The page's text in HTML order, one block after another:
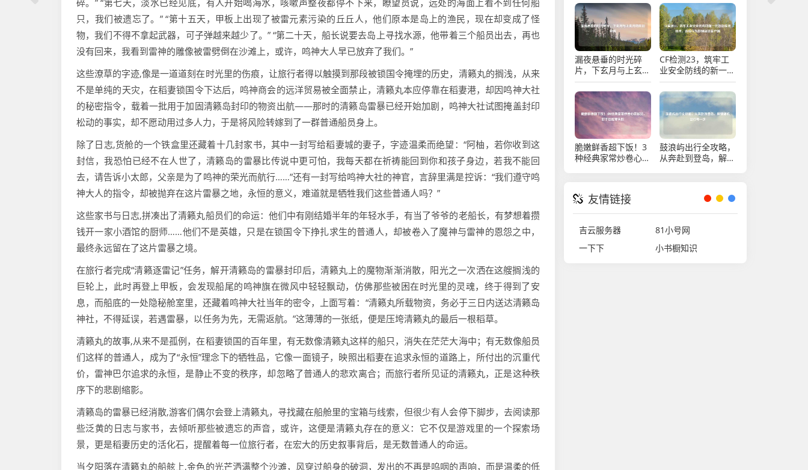
碎。” “第七天，淡水已经见底，有人开始喝海水，咳嗽声整夜都停不下来，瞭望员说，远处的海面上看不到任何船
只，我们被遗忘了。” “第十五天，甲板上出现了被雷元素污染的丘丘人，他们原本是岛上的渔民，现在却变成了怪
物，我们不得不拿起武器，可子弹越来越少了。” “第二十天，船长说要去岛上寻找水源，他带着三个船员出去，再也
没有回来，我看到雷神的雕像被雷劈倒在沙滩上，或许，鸣神大人早已放弃了我们。”
这些潦草的字迹,像是一道道刻在时光里的伤痕，让旅行者得以触摸到那段被锁国令掩埋的历史，清籁丸的搁浅，从来
不是单纯的天灾，在稻妻锁国令下达后，鸣神商会的远洋贸易被全面禁止，清籁丸本应停靠在稻妻港，却因鸣神大社
的秘密指令，载着一批用于加固清籁岛封印的物资出航——那时的清籁岛雷暴已经开始加剧，鸣神大社试图掩盖封印
松动的事实，却不愿动用过多人力，于是将风险转嫁到了一群普通船员身上。
除了日志,货舱的一个铁盒里还藏着十几封家书，其中一封写给稻妻城的妻子，字迹温柔而绝望：“阿柚，若你收到这
封信，我恐怕已经不在人世了，清籁岛的雷暴比传说中更可怕，我每天都在祈祷能回到你和孩子身边，若我不能回
去，请告诉小太郎，父亲是为了鸣神的荣光而航行……”还有一封写给鸣神大社的神官，言辞里满是控诉：“我们遵守鸣
神大人的指令，却被抛弃在这片雷暴之地，永恒的意义，难道就是牺牲我们这些普通人吗？”
这些家书与日志,拼凑出了清籁丸船员们的命运：他们中有刚结婚半年的年轻水手，有当了爷爷的老船长，有梦想着攒
钱开一家小酒馆的厨师……他们不是英雄，只是在锁国令下挣扎求生的普通人，却被卷入了魔神与雷神的恩怨之中，
最终永远留在了这片雷暴之境。
在旅行者完成“清籁逐雷记”任务，解开清籁岛的雷暴封印后，清籁丸上的魔物渐渐消散，阳光之一次洒在这艘搁浅的
巨轮上，此时再登上甲板，会发现船尾的鸣神旗在微风中轻轻飘动，仿佛那些被困在时光里的灵魂，终于得到了安
息，而船底的一处隐秘舱室里，还藏着鸣神大社当年的密令，上面写着：“清籁丸所载物资，务必于三日内送达清籁岛
神社，不得延误，若遇雷暴，以任务为先，无需返航。”这薄薄的一张纸，便是压垮清籁丸的最后一根稻草。
清籁丸的故事,从来不是孤例，在稻妻锁国的百年里，有无数像清籁丸这样的船只，消失在茫茫大海中；有无数像船员
们这样的普通人，成为了“永恒”理念下的牺牲品，它像一面镜子，映照出稻妻在追求永恒的道路上，所付出的沉重代
价，雷神巴尔追求的永恒，是静止不变的秩序，却忽略了普通人的悲欢离合；而旅行者所见证的清籁丸，正是这种秩
序下的悲剧缩影。
清籁岛的雷暴已经消散,游客们偶尔会登上清籁丸，寻找藏在船舱里的宝箱与线索，但很少有人会停下脚步，去阅读那
些泛黄的日志与家书，去倾听那些被遗忘的声音，或许，这便是清籁丸存在的意义：它不仅是游戏里的一个探索场
景，更是稻妻历史的活化石，提醒着每一位旅行者，在宏大的历史叙事背后，是无数普通人的命运。
当夕阳落在清籁丸的船舷上,金色的光芒洒满整个沙滩，风穿过船身的破洞，发出的不再是呜咽的声响，而是温柔的低
解析、实战技巧及领
取指南
漏夜悬垂的时光碎
片，下玄月与上玄月
的区别解析
CF检测23，筑牢工
业安全防线的新一代
智能检测技术，违规
行为即刻踢出客户端
脆嫩鲜香超下饭！3
种经典家常炒卷心菜
鼓浪屿出行全攻略，
从奔赴到登岛，解锁
友情链接
吉云服务器
81小号网
一下下
小书橱知识